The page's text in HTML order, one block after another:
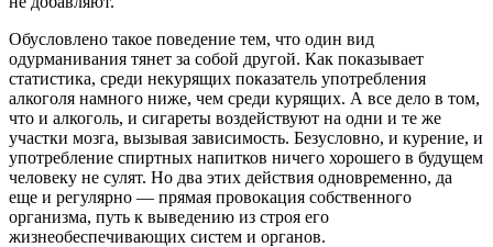
Обусловлено такое поведение тем, что один вид
одурманивания тянет за собой другой. Как показывает
статистика, среди некурящих показатель употребления
алкоголя намного ниже, чем среди курящих. А все дело в том,
что и алкоголь, и сигареты воздействуют на одни и те же
участки мозга, вызывая зависимость. Безусловно, и курение, и
употребление спиртных напитков ничего хорошего в будущем
человеку не сулят. Но два этих действия одновременно, да
еще и регулярно — прямая провокация собственного
организма, путь к выведению из строя его
жизнеобеспечивающих систем и органов.